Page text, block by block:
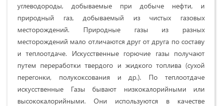
углеводороды, добываемые при добыче нефти, и
природный газ, добываемый из чистых газовых
месторождений. Природные газы из разных
месторождений мало отличаются друг от друга по составу
и теплоотдаче. Искусственные горючие газы получают
путем переработки твердого и жидкого топлива (сухой
перегонки, полукоксования и др.). По теплоотдаче
искусственные Газы бывают низкокалорийными или
высококалорийными. Они используются в качестве